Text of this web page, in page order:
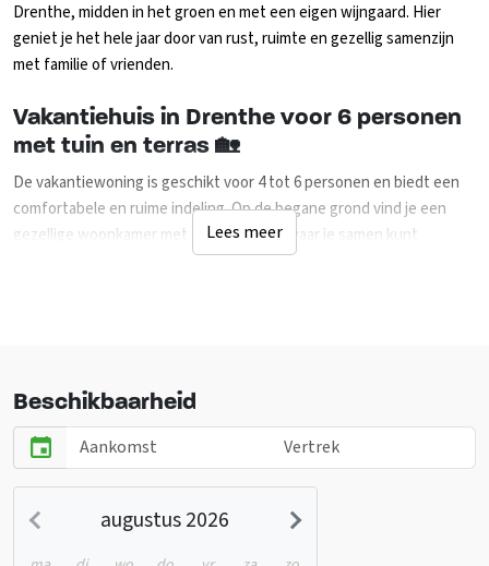
Drenthe, midden in het groen en met een eigen wijngaard. Hier
geniet je het hele jaar door van rust, ruimte en gezellig samenzijn
met familie of vrienden.
Vakantiehuis in Drenthe voor 6 personen
met tuin en terras 🏡
De vakantiewoning is geschikt voor 4 tot 6 personen en biedt een
comfortabele en ruime indeling. Op de begane grond vind je een
gezellige woonkamer met open keuken, waar je samen kunt
ontspannen en koken. De keuken is volledig uitgerust met onder
een extra eenpersoonsbed. Alle bedden zijn uitgerust met
Buiten beschik je over een eigen privé tuin met terras, waar je
heerlijk kunt genieten van de rust en de natuur. Op het park is volop
kinderen helpen met het voeren van de kippen en geiten, wat zorgt
Lees meer
Beschikbaarheid
augustus 2026